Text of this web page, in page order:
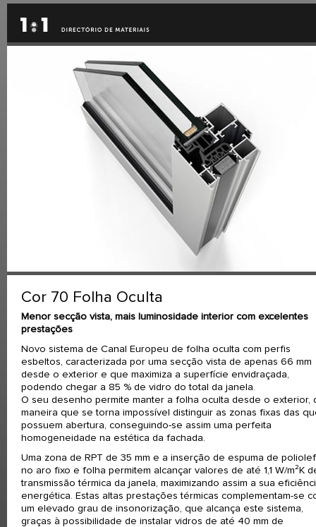
Cor 70 Folha Oculta
Menor secção vista, mais luminosidade interior com excelentes
prestações
Novo sistema de Canal Europeu de folha oculta com perfis
esbeltos, caracterizada por uma secção vista de apenas 66 mm
desde o exterior e que maximiza a superfície envidraçada,
podendo chegar a 85 % de vidro do total da janela.
O seu desenho permite manter a folha oculta desde o exterior,
maneira que se torna impossível distinguir as zonas fixas das
possuem abertura, conseguindo-se assim uma perfeita
homogeneidade na estética da fachada.
Uma zona de RPT de 35 mm e a inserção de espuma de
no aro fixo e folha permitem alcançar valores de até 1,1 W/m²K
transmissão térmica da janela, maximizando assim a sua
energética. Estas altas prestações térmicas complementam-se
um elevado grau de insonorização, que alcança este sistema,
graças à possibilidade de instalar vidros de até 40 mm de